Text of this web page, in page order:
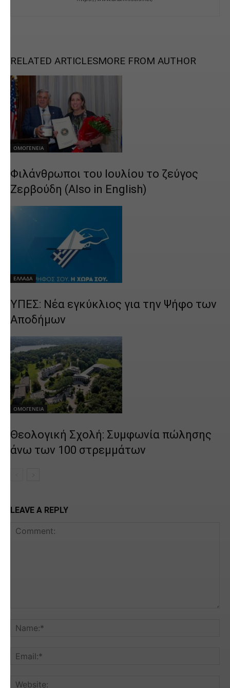
RELATED ARTICLESMORE FROM AUTHOR
ΟΜΟΓΕΝΕΙΑ
Φιλάνθρωποι του Ιουλίου το ζεύγος
Ζερβούδη (Also in English)
ΕΛΛΑΔΑ
ΥΠΕΣ: Νέα εγκύκλιος για την Ψήφο των
Αποδήμων
ΟΜΟΓΕΝΕΙΑ
Θεολογική Σχολή: Συμφωνία πώλησης
άνω των 100 στρεμμάτων
LEAVE A REPLY